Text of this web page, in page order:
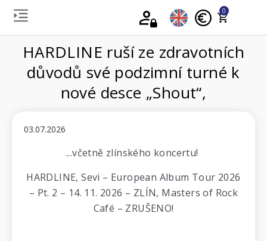
0
HARDLINE ruší ze zdravotních
důvodů své podzimní turné k
nové desce „Shout“,
03.07.2026
...včetně zlínského koncertu!
HARDLINE, Sevi – European Album Tour 2026
– Pt. 2 – 14. 11. 2026 – ZLÍN, Masters of Rock
Café – ZRUŠENO!